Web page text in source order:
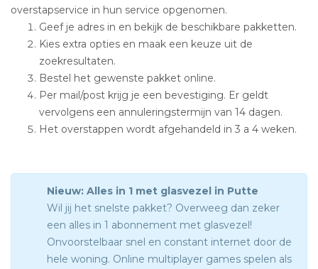
overstapservice in hun service opgenomen.
Geef je adres in en bekijk de beschikbare pakketten.
Kies extra opties en maak een keuze uit de
zoekresultaten.
Bestel het gewenste pakket online.
Per mail/post krijg je een bevestiging. Er geldt
vervolgens een annuleringstermijn van 14 dagen.
Het overstappen wordt afgehandeld in 3 a 4 weken.
Nieuw: Alles in 1 met glasvezel in Putte
Wil jij het snelste pakket? Overweeg dan zeker
een alles in 1 abonnement met glasvezel!
Onvoorstelbaar snel en constant internet door de
hele woning. Online multiplayer games spelen als